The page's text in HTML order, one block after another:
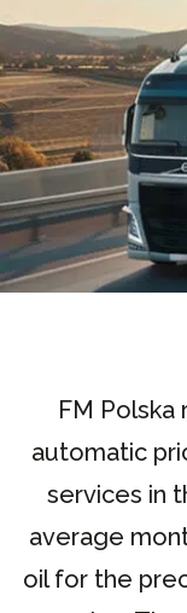
FM
automatic
services in
average
oil for the